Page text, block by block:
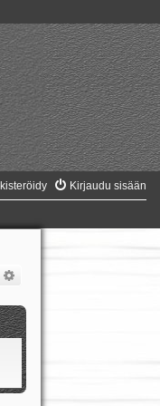
Kirjaudu sisään